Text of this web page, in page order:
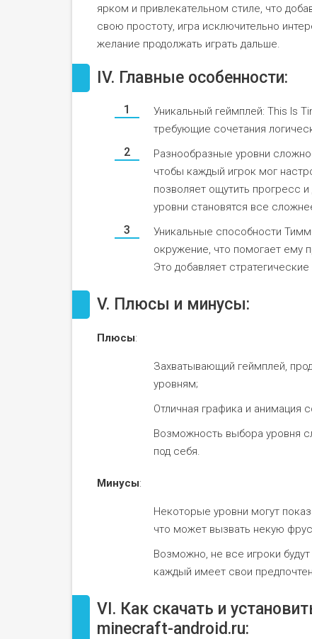
ярком и привлекательном стиле, что
свою простоту, игра исключительно
желание продолжать играть дальше.
IV. Главные особенности:
Уникальный геймплей: This Is
требующие сочетания
Разнообразные уровни
чтобы каждый игрок мог
позволяет ощутить прогресс
уровни становятся все
Уникальные способности
окружение, что помогает ему
Это добавляет
V. Плюсы и минусы:
Плюсы:
Захватывающий геймплей,
уровням;
Отличная графика и анимация
Возможность выбора уровня
под себя.
Минусы:
Некоторые уровни могут
что может вызвать некую
Возможно, не все игроки
каждый имеет свои
VI. Как скачать и
minecraft-android.ru: